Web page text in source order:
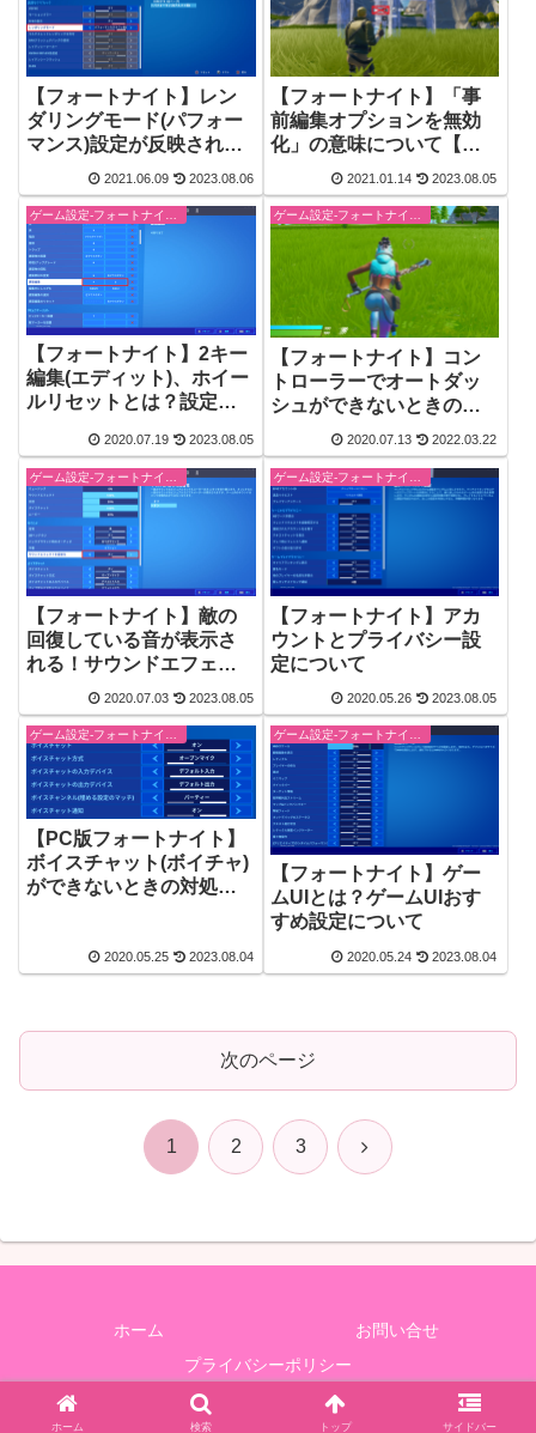
【フォートナイト】レン
ダリングモード(パフォー
マンス)設定が反映されな
い時の対処法
2021.06.09 2023.08.06
【フォートナイト】「事
前編集オプションを無効
化」の意味について【ア
ップデート】
2021.01.14 2023.08.05
ゲーム設定-フォートナイト【fortnite】
【フォートナイト】2キー
編集(エディット)、ホイー
ルリセットとは？設定方
2020.07.19 2023.08.05
ゲーム設定-フォートナイト【fortnite】
【フォートナイト】コン
トローラーでオートダッ
シュができないときの対
処法【fortnite】
2020.07.13 2022.03.22
【フォートナイト】敵の
回復している音が表示さ
れる！サウンドエフェク
ト(音)の視覚化をオンにす
るメリット・デメリット
を徹底解説！
2020.07.03 2023.08.05
【フォートナイト】アカ
ウントとプライバシー設
定について
2020.05.26 2023.08.05
ゲーム設定-フォートナイト【fortnite】
【PC版フォートナイト】
ボイスチャット(ボイチャ)
ができないときの対処
2020.05.25 2023.08.04
ゲーム設定-フォートナイト【fortnite】
【フォートナイト】ゲー
ムUIとは？ゲームUIおす
すめ設定について
2020.05.24 2023.08.04
次のページ
1 2 3 次
ホーム
お問い合せ
プライバシーポリシー
Copyright © 2019-2026 ユーチューブログ All Rights Reserved.
ホーム 検索 トップ サイドバー